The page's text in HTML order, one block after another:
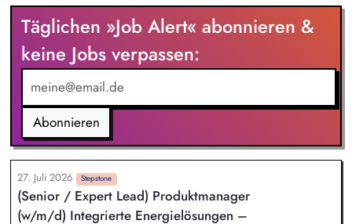
Ladestationen) Durchführung von Inspektions-, Wartungs- und
Instandsetzungsarbeiten an DC- und AC-Ladeinfrastruktur
sowie an Niederspannungs- und Mittelspannungsanlagen
Prüfung und Bedienung von elektrotechnischen Systemen
und Anlagen sowie Analyse von Störungen und
anschließende Fehlerbehebung Administrative Aufgaben, wie
z. B. Dokumentation und Reporting von Leistungen
Täglichen »Job Alert« abonnieren &
keine Jobs verpassen:
Abonnieren
27. Juli 2026 Stepstone
(Senior / Expert Lead) Produktmanager
(w/m/d) Integrierte Energielösungen –